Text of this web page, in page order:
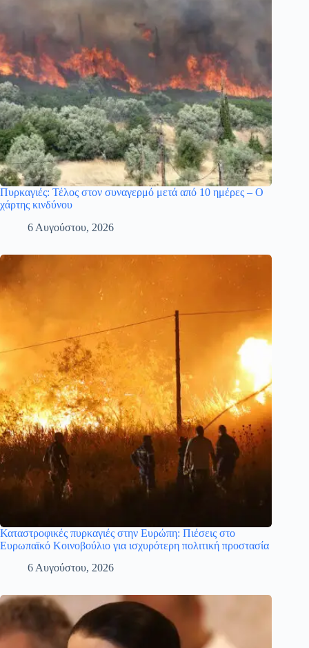
Πυρκαγιές: Τέλος στον συναγερμό μετά από 10 ημέρες – Ο
χάρτης κινδύνου
6 Αυγούστου, 2026
Καταστροφικές πυρκαγιές στην Ευρώπη: Πιέσεις στο
Ευρωπαϊκό Κοινοβούλιο για ισχυρότερη πολιτική προστασία
6 Αυγούστου, 2026